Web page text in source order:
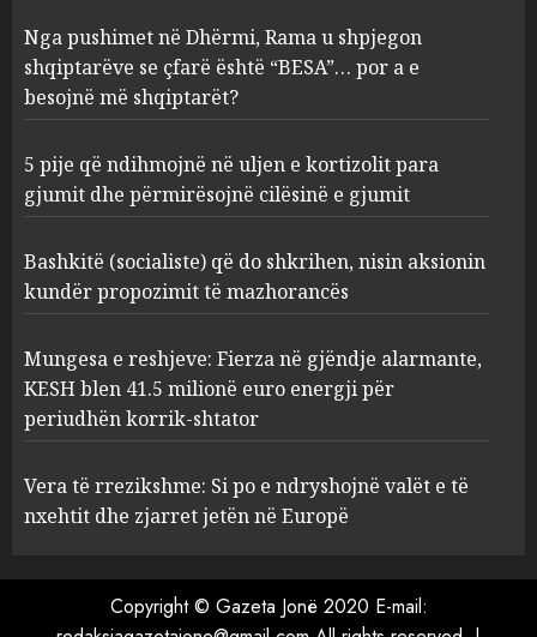
3
shkrihen, nisin aksionin
kundër propozimit të
mazhorancës
AUGUST 6, 2026
4
Mungesa e reshjeve: Fierza në
gjëndje alarmante, KESH blen
41.5 milionë euro energji për
periudhën korrik-shtator
AUGUST 6, 2026
5
Vera të rrezikshme: Si po e
ndryshojnë valët e të nxehtit
dhe zjarret jetën në Europë
AUGUST 6, 2026
Nga pushimet në Dhërmi, Rama u shpjegon
shqiptarëve se çfarë është “BESA”… por a e
besojnë më shqiptarët?
5 pije që ndihmojnë në uljen e kortizolit para
gjumit dhe përmirësojnë cilësinë e gjumit
Bashkitë (socialiste) që do shkrihen, nisin aksionin
kundër propozimit të mazhorancës
Mungesa e reshjeve: Fierza në gjëndje alarmante,
KESH blen 41.5 milionë euro energji për
periudhën korrik-shtator
Vera të rrezikshme: Si po e ndryshojnë valët e të
nxehtit dhe zjarret jetën në Europë
Copyright © Gazeta Jonë 2020 E-mail: